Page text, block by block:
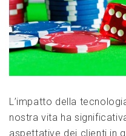
L’impatto della
nostra vita ha
aspettative dei clienti in